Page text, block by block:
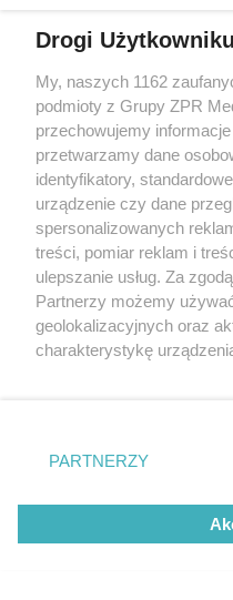
rozpowszechniany lub dalej
tym także elektroniczny lub
eksploatacji w jakiejkolwiek
Drogi
My, naszych 1162
podmioty z Grupy ZPR
przechowujemy
przetwarzamy dane
identyfikatory,
urządzenie czy dane
spersonalizowanych
treści, pomiar reklam i
ulepszanie usług. Za
Partnerzy możemy
geolokalizacyjnych oraz
charakterystykę
zmienić/wycofać klikając
znajdujący się w lewym
rodzaje przetwarzania
użytkownika, ale masz
przetwarzaniu.
PARTNERZY